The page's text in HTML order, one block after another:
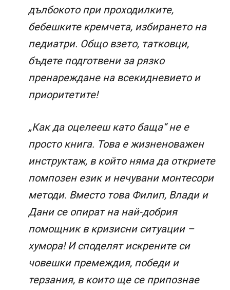
дълбокото при проходилките,
бебешките кремчета, избирането на
педиатри. Общо взето, татковци,
бъдете подготвени за рязко
пренареждане на всекидневието и
приоритетите!
„Как да оцелееш като баща“ не е
просто книга. Това е жизненоважен
инструктаж, в който няма да откриете
помпозен език и нечувани монтесори
методи. Вместо това Филип, Влади и
Дани се опират на най-добрия
помощник в кризисни ситуации –
хумора! И споделят искрените си
човешки премеждия, победи и
терзания, в които ще се припознае